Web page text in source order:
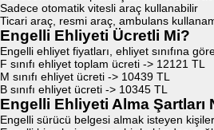
Sadece otomatik vitesli araç kullanabilir
Ticari araç, resmi araç, ambulans
Engelli Ehliyeti Ücretli Mi?
Engelli ehliyet fiyatları, ehliyet sınıfına
F sınıfı ehliyet toplam ücreti -> 12121 TL
M sınıfı ehliyet ücreti -> 10439 TL
B sınıfı ehliyet ücreti -> 10345 TL
Engelli Ehliyeti Alma Şartları
Engelli sürücü belgesi almak isteyen